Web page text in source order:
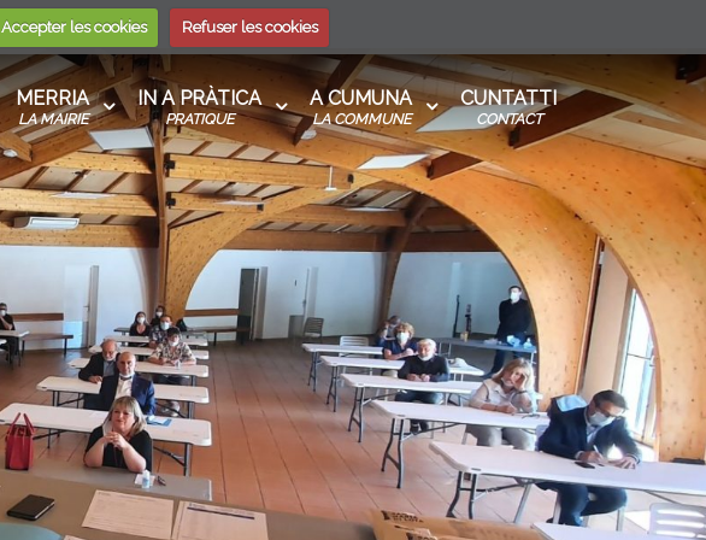
Accepter les cookies Refuser les cookies
MERRIA
LA MAIRIE
IN A PRÀTICA
PRATIQUE
A CUMUNA
LA COMMUNE
CUNTATTI
CONTACT